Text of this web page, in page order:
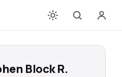
Block R.